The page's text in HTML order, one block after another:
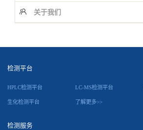
关于我们
检测平台
HPLC检测平台 LC-MS检测平台
生化检测平台 了解更多>>
检测服务